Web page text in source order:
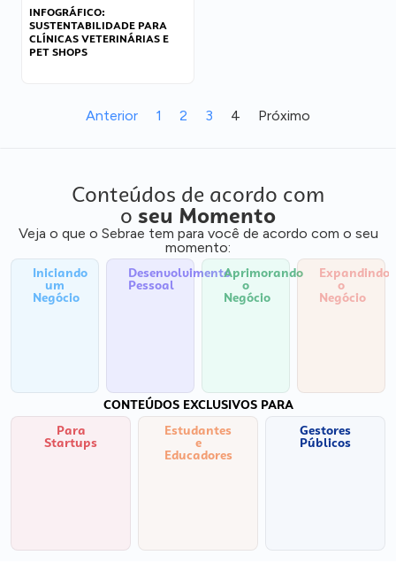
INFOGRÁFICO:
SUSTENTABILIDADE PARA
CLÍNICAS VETERINÁRIAS E
PET SHOPS
Anterior 1 2 3 4 Próximo
Conteúdos de acordo com
o seu Momento
Veja o que o Sebrae tem para você de acordo com o seu
momento:
Iniciando
um
Negócio
Desenvolvimento
Pessoal
Aprimorando
o
Negócio
Expandindo
o
Negócio
CONTEÚDOS EXCLUSIVOS PARA
Para
Startups
Estudantes
e
Educadores
Gestores
Públicos